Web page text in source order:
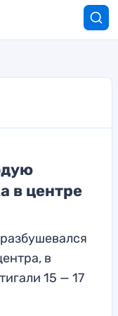
в центре
в
15 — 17